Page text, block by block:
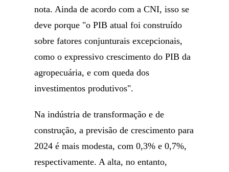
nota. Ainda de acordo com a CNI, isso se
deve porque "o PIB atual foi construído
sobre fatores conjunturais excepcionais,
como o expressivo crescimento do PIB da
agropecuária, e com queda dos
investimentos produtivos".
Na indústria de transformação e de
construção, a previsão de crescimento para
2024 é mais modesta, com 0,3% e 0,7%,
respectivamente. A alta, no entanto,